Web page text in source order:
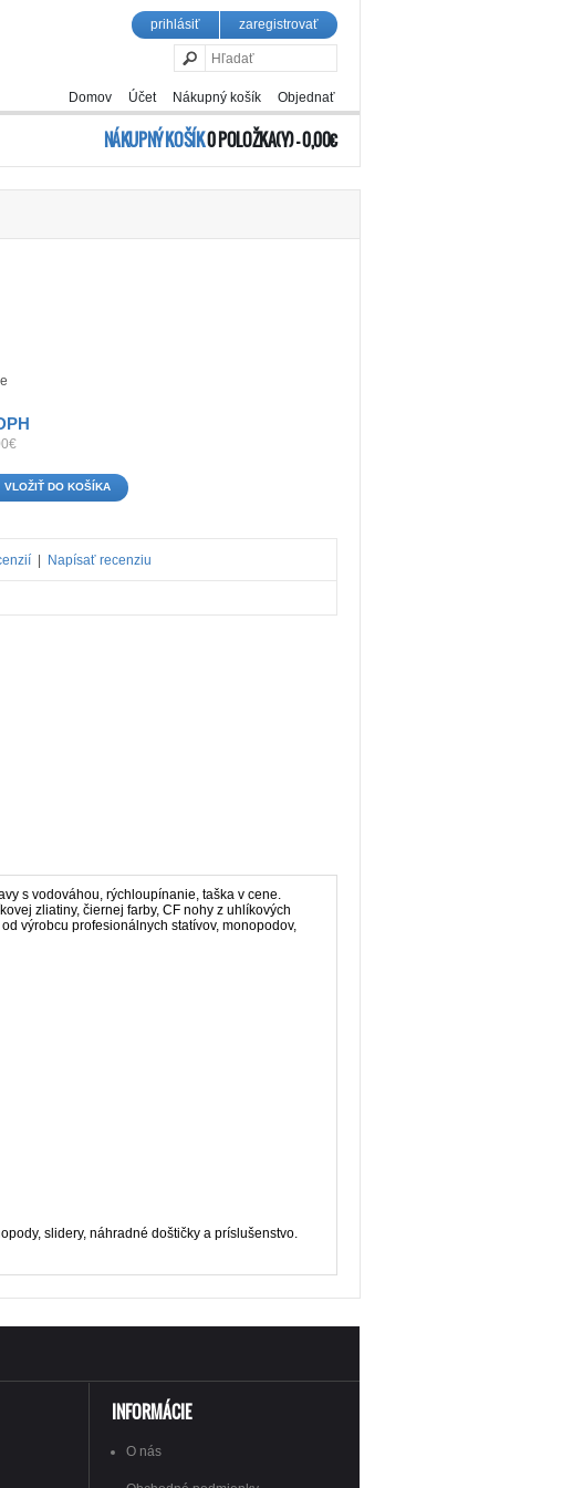
prihlásiť zaregistrovať
Domov Účet Nákupný košík Objednať
NÁKUPNÝ KOŠÍK0 POLOŽKA(Y) - 0,00€
| Napísať recenziu
s vodováhou, rýchloupínanie, taška v cene.
zliatiny, čiernej farby, CF nohy z uhlíkových
výrobcu profesionálnych statívov, monopodov,
slidery, náhradné doštičky a príslušenstvo.
INFORMÁCIE
O nás